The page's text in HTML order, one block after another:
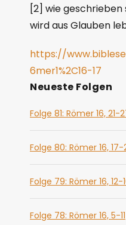
[2] wie
wird aus Glauben
https://
6mer1%2C16-17
Neueste Folgen
Folge 81: Römer 16, 21-
Folge 80: Römer 16, 17-
Folge 79: Römer 16, 12-
Folge 78: Römer 16, 5-11